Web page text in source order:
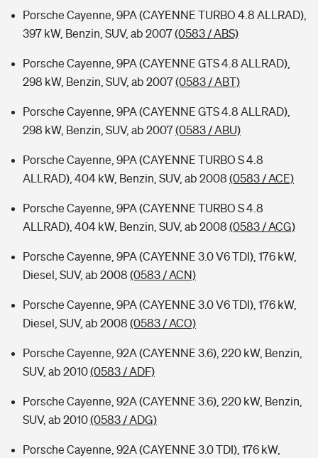
Porsche Cayenne, 9PA (CAYENNE TURBO 4.8 ALLRAD),
397 kW, Benzin, SUV, ab 2007(0583 / ABS)
Porsche Cayenne, 9PA (CAYENNE GTS 4.8 ALLRAD),
298 kW, Benzin, SUV, ab 2007(0583 / ABT)
Porsche Cayenne, 9PA (CAYENNE GTS 4.8 ALLRAD),
298 kW, Benzin, SUV, ab 2007(0583 / ABU)
Porsche Cayenne, 9PA (CAYENNE TURBO S 4.8
ALLRAD), 404 kW, Benzin, SUV, ab 2008 (0583 / ACE)
Porsche Cayenne, 9PA (CAYENNE TURBO S 4.8
ALLRAD), 404 kW, Benzin, SUV, ab 2008 (0583 / ACG)
Porsche Cayenne, 9PA (CAYENNE 3.0 V6 TDI), 176 kW,
Diesel, SUV, ab 2008 (0583 / ACN)
Porsche Cayenne, 9PA (CAYENNE 3.0 V6 TDI), 176 kW,
Diesel, SUV, ab 2008 (0583 / ACO)
Porsche Cayenne, 92A (CAYENNE 3.6), 220 kW, Benzin,
SUV, ab 2010(0583 / ADF)
Porsche Cayenne, 92A (CAYENNE 3.6), 220 kW, Benzin,
SUV, ab 2010(0583 / ADG)
Porsche Cayenne, 92A (CAYENNE 3.0 TDI), 176 kW,